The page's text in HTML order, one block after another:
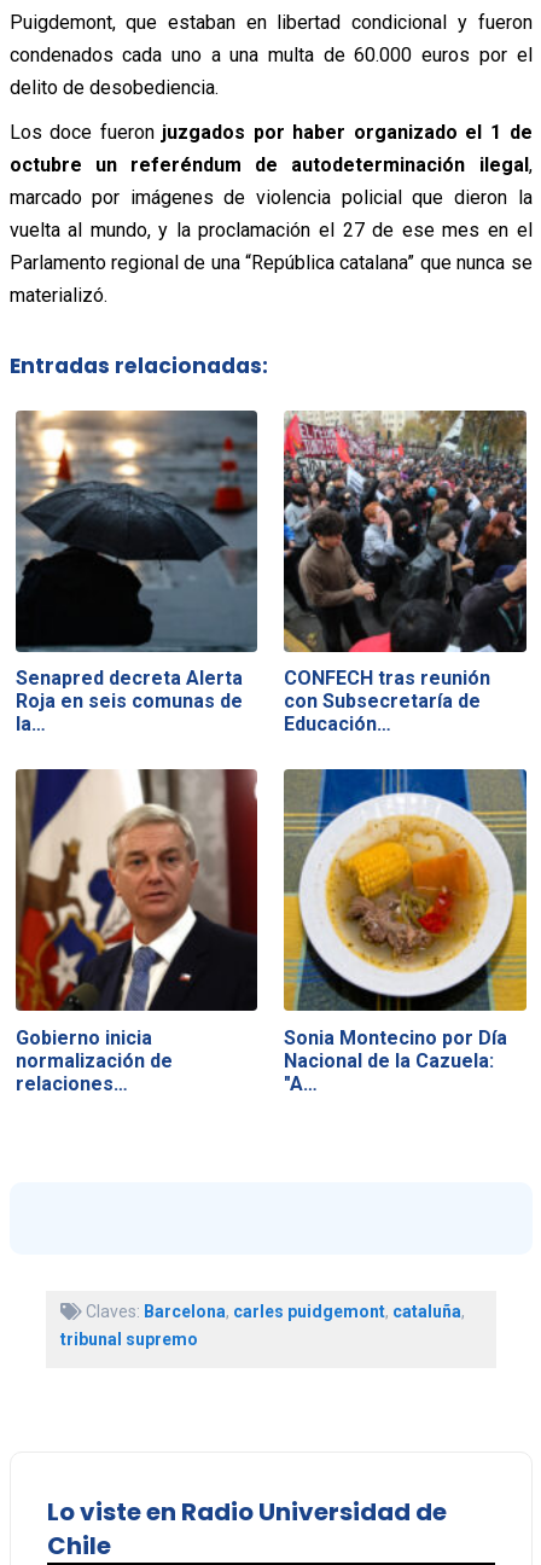
Puigdemont, que estaban en libertad condicional y fueron
condenados cada uno a una multa de 60.000 euros por el
delito de desobediencia.
Los doce fueronjuzgados por haber organizado el 1 de
octubre un referéndum de autodeterminación ilegal,
marcado por imágenes de violencia policial que dieron la
vuelta al mundo, y la proclamación el 27 de ese mes en el
Parlamento regional de una “República catalana” que nunca se
materializó.
Entradas relacionadas:
Senapred decreta Alerta
Roja en seis comunas de
la…
CONFECH tras reunión
con Subsecretaría de
Educación…
Gobierno inicia
normalización de
relaciones…
Sonia Montecino por Día
Nacional de la Cazuela:
"A…
Claves: Barcelona, carles puidgemont, cataluña,
tribunal supremo
Lo viste en Radio Universidad de
Chile